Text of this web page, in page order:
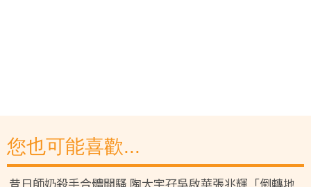
您也可能喜歡...
昔日師奶殺手合體開騷 陶大宇孖吳啟華張兆輝「倒轉地